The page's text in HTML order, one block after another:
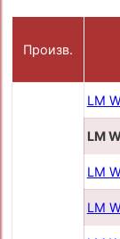
Произв.
LM
LM
LM
LM